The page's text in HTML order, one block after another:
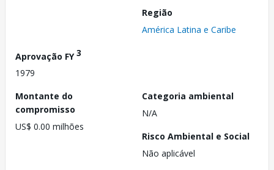
Região
América Latina e Caribe
Aprovação FY3
1979
Montante do
compromisso
US$ 0.00 milhões
Categoria ambiental
N/A
Risco Ambiental e Social
Não aplicável